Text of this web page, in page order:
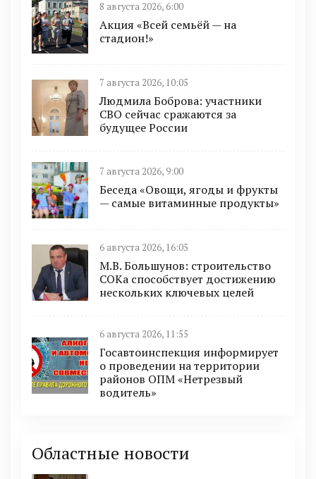
8 августа 2026, 6:00
Акция «Всей семьёй — на
стадион!»
7 августа 2026, 10:05
Людмила Боброва: участники
СВО сейчас сражаются за
будущее России
7 августа 2026, 9:00
Беседа «Овощи, ягоды и фрукты
— самые витаминные продукты»
6 августа 2026, 16:05
М.В. Большунов: строительство
СОКа способствует достижению
нескольких ключевых целей
6 августа 2026, 11:55
Госавтоинспекция информирует
о проведении на территории
районов ОПМ «Нетрезвый
водитель»
Областные новости